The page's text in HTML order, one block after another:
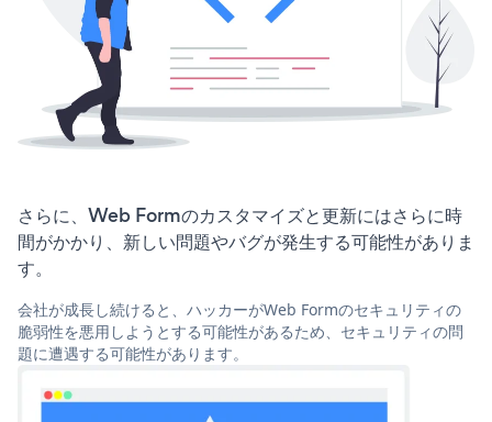
さらに、Web Formのカスタマイズと更新にはさらに時
間がかかり、新しい問題やバグが発生する可能性がありま
す。
会社が成長し続けると、ハッカーがWeb Formのセキュリティの
脆弱性を悪用しようとする可能性があるため、セキュリティの問
題に遭遇する可能性があります。